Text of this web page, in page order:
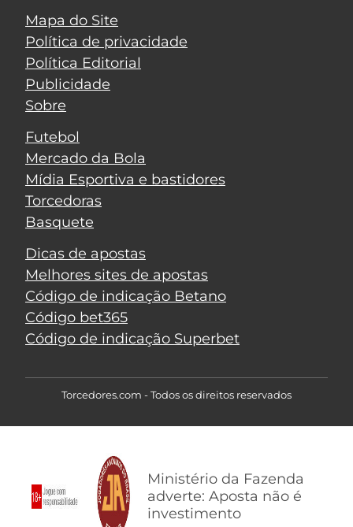
Mapa do Site
Política de privacidade
Política Editorial
Publicidade
Sobre
Futebol
Mercado da Bola
Mídia Esportiva e bastidores
Torcedoras
Basquete
Dicas de apostas
Melhores sites de apostas
Código de indicação Betano
Código bet365
Código de indicação Superbet
Torcedores.com - Todos os direitos reservados
Ministério da Fazenda
adverte: Aposta não é
investimento